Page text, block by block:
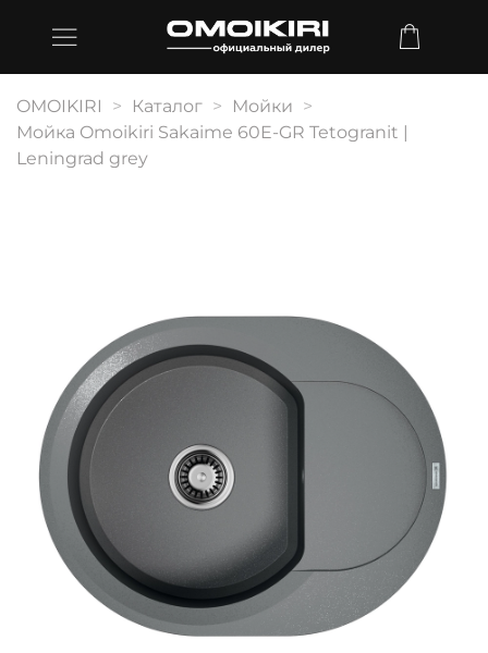
OMOIKIRI Каталог
Мойки
Мойка Omoikiri Sakaime 60E-GR Tetogranit |
Leningrad grey